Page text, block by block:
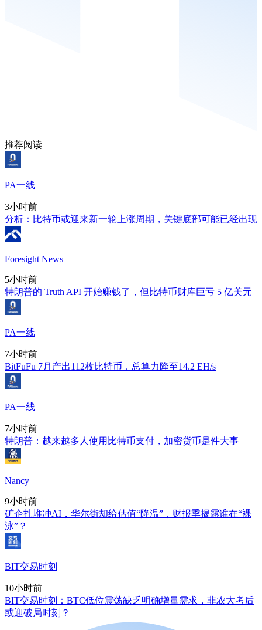
推荐阅读
PA一线
3小时前
分析：比特币或迎来新一轮上涨周期，关键底部可能已经出现
Foresight News
5小时前
特朗普的 Truth API 开始赚钱了，但比特币财库巨亏 5 亿美元
PA一线
7小时前
BitFuFu 7月产出112枚比特币，总算力降至14.2 EH/s
PA一线
7小时前
特朗普：越来越多人使用比特币支付，加密货币是件大事
Nancy
9小时前
矿企扎堆冲AI，华尔街却给估值“降温”，财报季揭露谁在“裸
泳”？
BIT交易时刻
10小时前
BIT交易时刻：BTC低位震荡缺乏明确增量需求，非农大考后
或迎破局时刻？